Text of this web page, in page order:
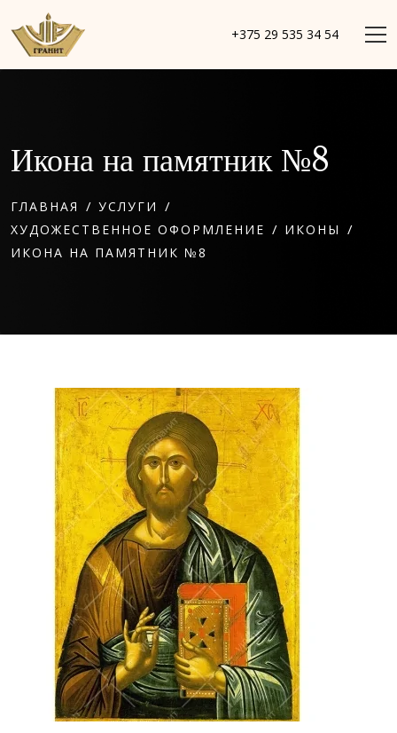
+375 29 535 34 54
Икона на памятник №8
ГЛАВНАЯ / УСЛУГИ /
ХУДОЖЕСТВЕННОЕ ОФОРМЛЕНИЕ / ИКОНЫ /
ИКОНА НА ПАМЯТНИК №8